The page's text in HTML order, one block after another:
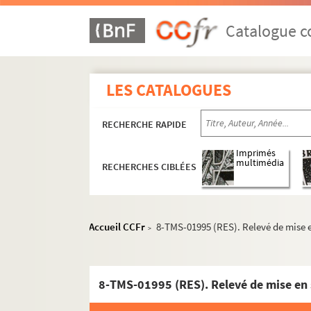
Catalogue
LES CATALOGUES
RECHERCHE RAPIDE
RECHERCHES CIBLÉES
Imprimés
multimédia
Accueil CCFr > 8-TMS-01995 (RES). Relevé de mise
8-TMS-01995 (RES). Relevé de mise en
Jean-Jacques Bernard. Le printemps des
Sacha Guitry. La prise de Berg-op-Zoom :
Francis Carco. Prisons de femmes : pièce
Albin Valabrègue, Maurice Hennequin. Un
Bayard Veiller. Le procès de Mary Dugan :
Maurice Rostand. Le procès d'Oscar Wilde :
Henry de Gorsse, Louis Forest. Le procureur
Régis Gignoux. Le prof' d'anglais : comédie
Ivan Tourgueniev. La provinciale. Traduction
Willy et Andrée Cocotte. P'stt ! : vaudeville